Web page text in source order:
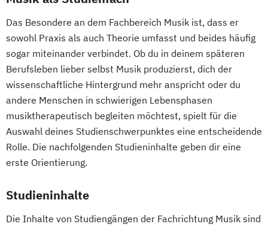
Das Besondere an dem Fachbereich Musik ist, dass er
sowohl Praxis als auch Theorie umfasst und beides häufig
sogar miteinander verbindet. Ob du in deinem späteren
Berufsleben lieber selbst Musik produzierst, dich der
wissenschaftliche Hintergrund mehr anspricht oder du
andere Menschen in schwierigen Lebensphasen
musiktherapeutisch begleiten möchtest, spielt für die
Auswahl deines Studienschwerpunktes eine entscheidende
Rolle. Die nachfolgenden Studieninhalte geben dir eine
erste Orientierung.
Studieninhalte
Die Inhalte von Studiengängen der Fachrichtung Musik sind